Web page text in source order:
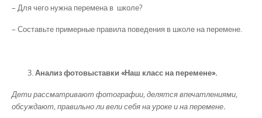
– Для чего нужна перемена в школе?
– Составьте примерные правила поведения в школе на перемене.
Анализ фотовыставки «Наш класс на перемене».
Дети рассматривают фотографии, делятся впечатлениями,
обсуждают, правильно ли вели себя на уроке и на перемене.